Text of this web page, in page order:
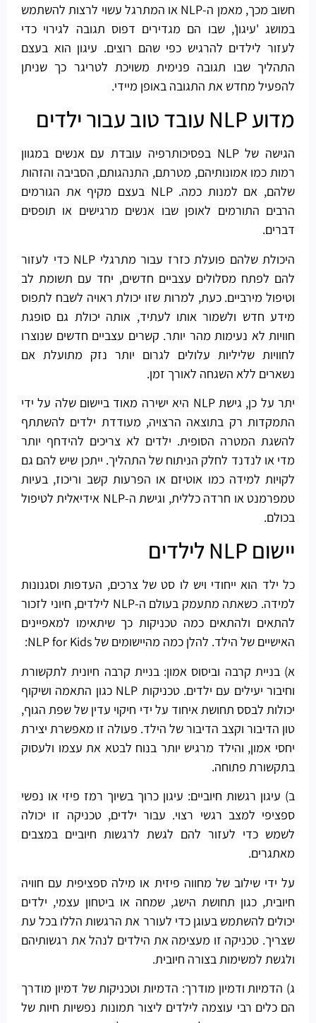
חשוב מכך, מאמן ה-NLP או המתרגל עשוי לרצות להשתמש
במושג 'עיגון', שבו הם מגדירים דפוס תגובה לגירוי כדי
לעזור לילדים להרגיש כפי שהם רוצים. עיגון הוא בעצם
התהליך שבו תגובה פנימית משויכת לטריגר כך שניתן
להפעיל מחדש את התגובה באופן מיידי.
מדוע NLP עובד טוב עבור ילדים
הגישה של NLP בפסיכותרפיה עובדת עם אנשים במגוון
רמות כמו אמונותיהם, מטרתם, התנהגותם, הסביבה והזהות
שלהם, אם למנות כמה. NLP בעצם מקיף את הגורמים
הרבים התורמים לאופן שבו אנשים מרגישים או תופסים
דברים.
היכולת שלהם פועלת כזרז עבור מתרגלי NLP כדי לעזור
להם לפתח מסלולים עצביים חדשים, יחד עם תשומת לב
וטיפול מירביים. כעת, למרות שזו יכולת ראויה לשבח לתפוס
מידע חדש ולשמור אותו לעתיד, אותה יכולת גם סופגת
חוויות לא נעימות מהר יותר. קשרים עצביים חדשים שנוצרו
לחוויות שליליות עלולים לגרום יותר נזק מתועלת אם
נשארים ללא השגחה לאורך זמן.
יתר על כן, גישת NLP היא ישירה מאוד ביישום שלה על ידי
התמקדות רק בתוצאה הרצויה, מעודדת ילדים להשתתף
להשגת המטרה הסופית. ילדים לא צריכים להידחף יותר
מדי או לנדנד לחלק הניתוח של התהליך. ייתכן שיש להם גם
לקויות למידה כמו אוטיזם או הפרעות קשב וריכוז, בעיות
טמפרמנט או חרדה כללית, וגישת ה-NLP אידיאלית לטיפול
בכולם.
יישום NLP לילדים
כל ילד הוא ייחודי ויש לו סט של צרכים, העדפות וסגנונות
למידה. כשאתה מתעמק בעולם ה-NLP לילדים, חיוני לזכור
להתאים ולהתאים כמה טכניקות כך שיתאימו למאפיינים
האישיים של הילד. להלן כמה מהיישומים של NLP for Kids:
א) בניית קרבה וביסוס אמון: בניית קרבה חיונית לתקשורת
וחיבור יעילים עם ילדים. טכניקות NLP כגון התאמה ושיקוף
יכולות לבסס תחושת איחוד על ידי חיקוי עדין של שפת הגוף,
טון הדיבור וקצב הדיבור של הילד. פעולה זו מאפשרת יצירת
יחסי אמון, והילד מרגיש יותר בנוח לבטא את עצמו ולעסוק
בתקשורת פתוחה.
ב) עיגון רגשות חיוביים: עיגון כרוך בשיוך רמז פיזי או נפשי
ספציפי למצב רגשי רצוי. עבור ילדים, טכניקה זו יכולה
לשמש כדי לעזור להם לגשת לרגשות חיוביים במצבים
מאתגרים.
על ידי שילוב של מחווה פיזית או מילה ספציפית עם חוויה
חיובית, כגון תחושת הישג, שמחה או ביטחון עצמי, ילדים
יכולים להשתמש בעוגן כדי לעורר את הרגשות הללו בכל עת
שצריך. טכניקה זו מעצימה את הילדים לנהל את רגשותיהם
ולגשת למשימות בצורה חיובית.
ג) הדמיות ודמיון מודרך: הדמיות וטכניקות של דמיון מודרך
הם כלים רבי עוצמה לילדים ליצור תמונות נפשיות חיות של